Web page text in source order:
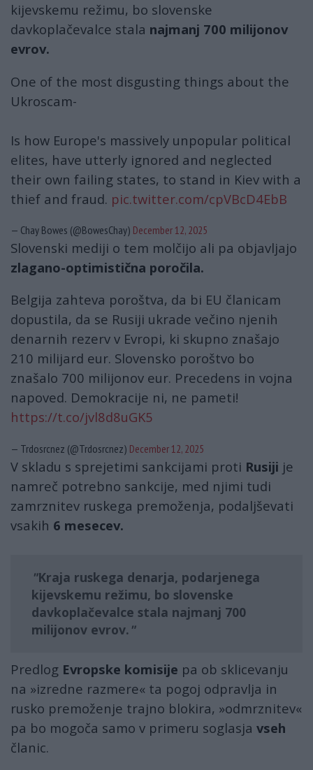
kijevskemu režimu, bo slovenske
davkoplačevalce stala najmanj 700 milijonov
evrov.
One of the most disgusting things about the
Ukroscam-
Is how Europe's massively unpopular political
elites, have utterly ignored and neglected
their own failing states, to stand in Kiev with a
thief and fraud. pic.twitter.com/cpVBcD4EbB
— Chay Bowes (@BowesChay) December 12, 2025
Slovenski mediji o tem molčijo ali pa objavljajo
zlagano-optimistična poročila.
Belgija zahteva poroštva, da bi EU članicam
dopustila, da se Rusiji ukrade večino njenih
denarnih rezerv v Evropi, ki skupno znašajo
210 milijard eur. Slovensko poroštvo bo
znašalo 700 milijonov eur. Precedens in vojna
napoved. Demokracije ni, ne pameti!
https://t.co/jvl8d8uGK5
— Trdosrcnez (@Trdosrcnez) December 12, 2025
V skladu s sprejetimi sankcijami proti Rusiji je
namreč potrebno sankcije, med njimi tudi
zamrznitev ruskega premoženja, podaljševati
vsakih 6 mesecev.
Kraja ruskega denarja, podarjenega
kijevskemu režimu, bo slovenske
davkoplačevalce stala najmanj 700
milijonov evrov.
Predlog Evropske komisije pa ob sklicevanju
na »izredne razmere« ta pogoj odpravlja in
rusko premoženje trajno blokira, »odmrznitev«
pa bo mogoča samo v primeru soglasja vseh
članic.